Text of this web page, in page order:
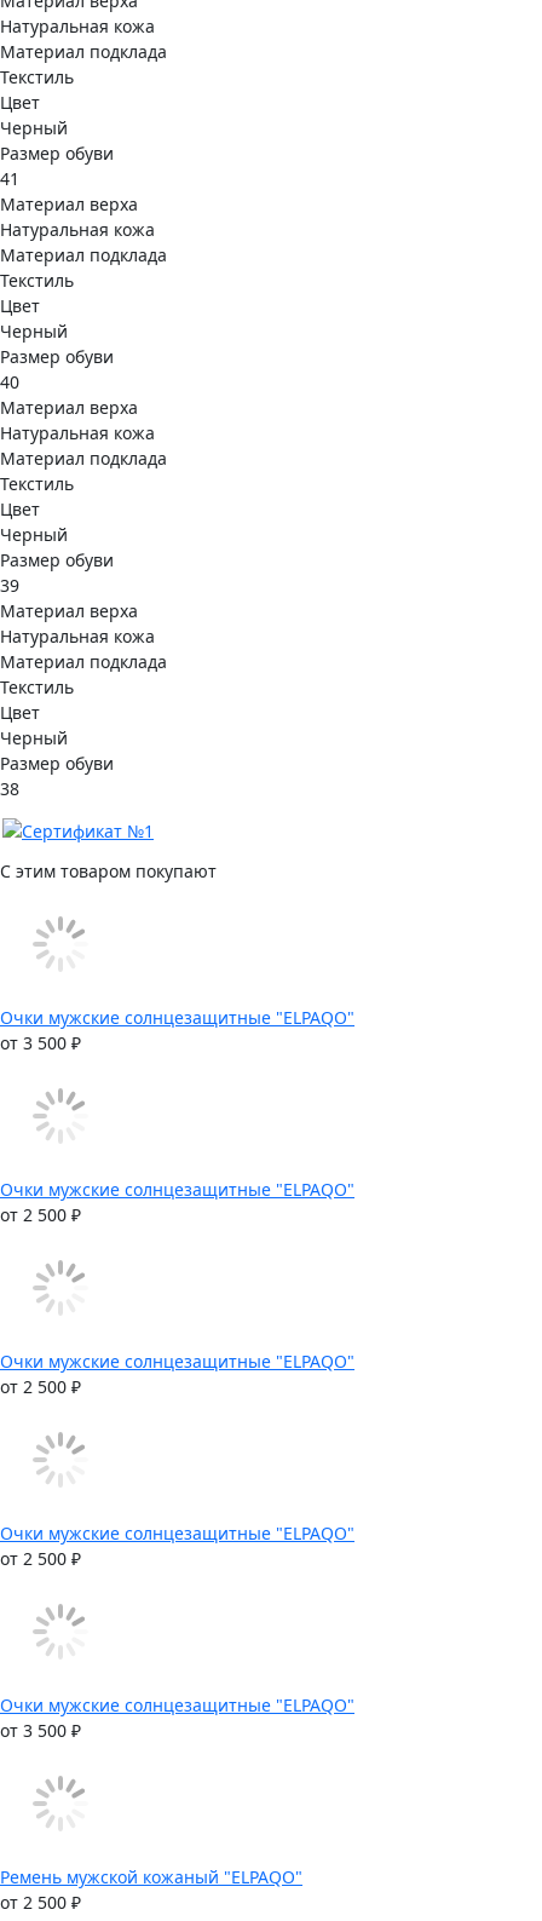
Натуральная кожа
Материал подклада
Текстиль
Цвет
Черный
Размер обуви
41
Материал верха
Натуральная кожа
Материал подклада
Текстиль
Цвет
Черный
Размер обуви
40
Материал верха
Натуральная кожа
Материал подклада
Текстиль
Цвет
Черный
Размер обуви
39
Материал верха
Натуральная кожа
Материал подклада
Текстиль
Цвет
Черный
Размер обуви
38
С этим товаром покупают
Очки мужские солнцезащитные "ELPAQO"
от 3 500 ₽
Очки мужские солнцезащитные "ELPAQO"
от 2 500 ₽
Очки мужские солнцезащитные "ELPAQO"
от 2 500 ₽
Очки мужские солнцезащитные "ELPAQO"
от 2 500 ₽
Очки мужские солнцезащитные "ELPAQO"
от 3 500 ₽
Ремень мужской кожаный "ELPAQO"
от 2 500 ₽